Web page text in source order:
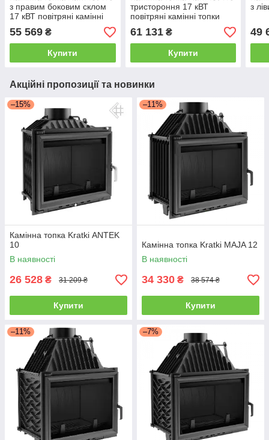
з правим боковим склом
17 кВТ повітряні камінні
топки
55 569 ₴
Купити
тристороння 17 кВТ
повітряні камінні топки
61 131₴
Купити
з
49
Акційні пропозиції та новинки
–15%
Камінна топка Kratki ANTEK
10
В наявності
26 528 ₴ 31 209 ₴
Купити
–11%
Камінна топка Kratki MAJA 12
В наявності
34 330 ₴ 38 574 ₴
Купити
–11% –7%